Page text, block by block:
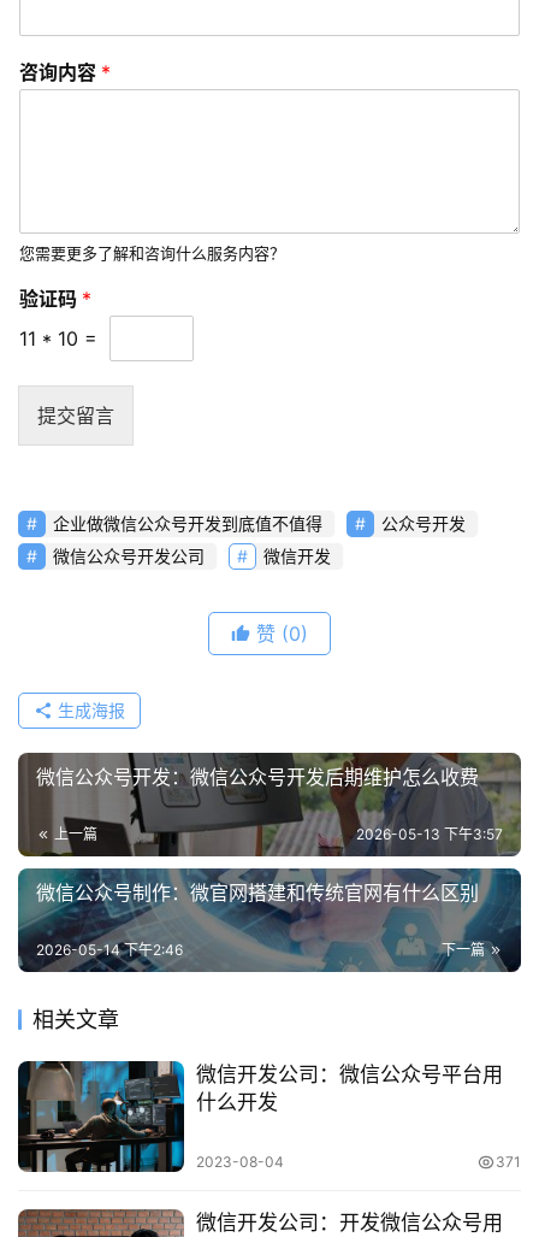
咨询内容 *
您需要更多了解和咨询什么服务内容？
验证码 *
11 * 10 =
提交留言
企业做微信公众号开发到底值不值得
公众号开发
微信公众号开发公司
微信开发
赞 (0)
生成海报
微信公众号开发：微信公众号开发后期维护怎么收费
上一篇 2026-05-13 下午3:57
微信公众号制作：微官网搭建和传统官网有什么区别
下一篇
2026-05-14 下午2:46
相关文章
微信开发公司：微信公众号平台用
什么开发
2023-08-04 371
微信开发公司：开发微信公众号用